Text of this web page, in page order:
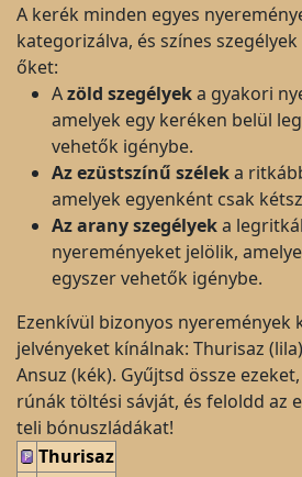
A kerék minden egyes
kategorizálva, és színes
őket:
Azöld szegélyeka gyakori
amelyek egy keréken belül
vehetők igénybe.
Az ezüstszínű széleka
amelyek egyenként csak
Az arany szegélyeka
nyereményeket jelölik,
egyszer vehetők igénybe.
Ezenkívül bizonyos nyeremények
jelvényeket kínálnak: Thurisaz
Ansuz (kék). Gyűjtsd össze
rúnák töltési sávját, és feloldd az
teli bónuszládákat!
Thurisaz